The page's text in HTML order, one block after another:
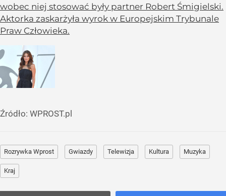
wobec niej stosować były partner Robert Śmigielski.
Aktorka zaskarżyła wyrok w Europejskim Trybunale
Praw Człowieka.
Źródło: WPROST.pl
Rozrywka Wprost Gwiazdy Telewizja Kultura Muzyka
Kraj